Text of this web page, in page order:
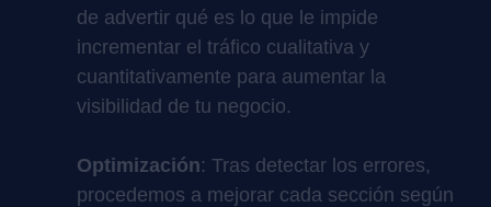
de advertir qué es lo que le impide
incrementar el tráfico cualitativa y
cuantitativamente para aumentar la
visibilidad de tu negocio.
Optimización: Tras detectar los errores,
procedemos a mejorar cada sección según